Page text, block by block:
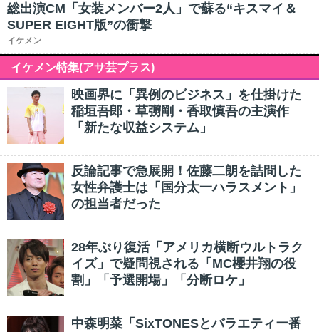
総出演CM「女装メンバー2人」で蘇る“キスマイ＆
SUPER EIGHT版”の衝撃
イケメン
イケメン特集(アサ芸プラス)
映画界に「異例のビジネス」を仕掛けた
稲垣吾郎・草彅剛・香取慎吾の主演作
「新たな収益システム」
反論記事で急展開！佐藤二朗を詰問した
女性弁護士は「国分太一ハラスメント」
の担当者だった
28年ぶり復活「アメリカ横断ウルトラク
イズ」で疑問視される「MC櫻井翔の役
割」「予選開場」「分断ロケ」
中森明菜「SixTONESとバラエティー番